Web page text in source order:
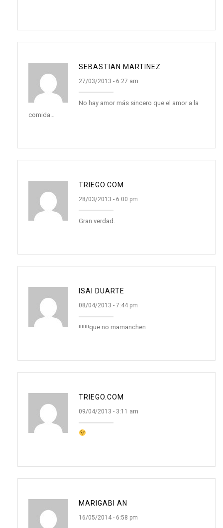
SEBASTIAN MARTINEZ
27/03/2013 - 6:27 am
No hay amor más sincero que el amor a la
comida…
TRIEGO.COM
28/03/2013 - 6:00 pm
Gran verdad.
ISAI DUARTE
08/04/2013 - 7:44 pm
!!!!!!!que no mamanchen…….
TRIEGO.COM
09/04/2013 - 3:11 am
MARIGABI AN
16/05/2014 - 6:58 pm